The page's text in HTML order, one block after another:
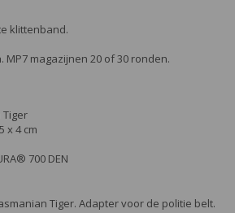
klittenband.
MP7 magazijnen 20 of 30 ronden.
Tiger
x 4 cm
700 DEN
Tiger. Adapter voor de politie belt.